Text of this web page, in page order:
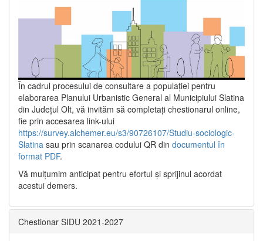
În cadrul procesului de consultare a populaţiei pentru
elaborarea Planului Urbanistic General al Municipiului Slatina
din Județul Olt, vă invităm să completați chestionarul online,
fie prin accesarea link-ului
https://survey.alchemer.eu/s3/90726107/Studiu-sociologic-
Slatina sau prin scanarea codului QR din documentul în
format PDF.
Vă mulţumim anticipat pentru efortul şi sprijinul acordat
acestui demers.
Chestionar SIDU 2021-2027